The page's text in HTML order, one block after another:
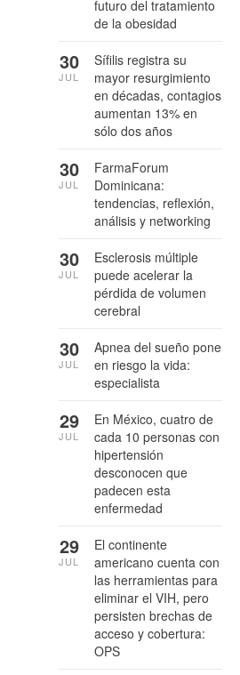
futuro del tratamiento
de la obesidad
Sífilis registra su
mayor resurgimiento
en décadas, contagios
aumentan 13% en
sólo dos años
30
JUL
FarmaForum
Dominicana:
tendencias, reflexión,
análisis y networking
30
JUL
Esclerosis múltiple
puede acelerar la
pérdida de volumen
cerebral
30
JUL
Apnea del sueño pone
en riesgo la vida:
especialista
30
JUL
En México, cuatro de
cada 10 personas con
hipertensión
desconocen que
padecen esta
enfermedad
29
JUL
El continente
americano cuenta con
las herramientas para
eliminar el VIH, pero
persisten brechas de
acceso y cobertura:
OPS
29
JUL